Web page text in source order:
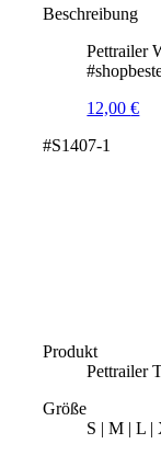
Beschreibung
Pettrailer
12,00€
#S1407-1
Produkt
Pettrailer
Größe
S | M | L